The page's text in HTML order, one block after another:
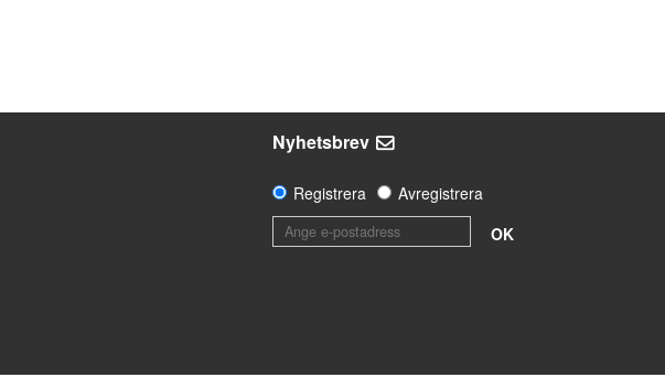
Nyhetsbrev
Registrera
Avregistrera
OK